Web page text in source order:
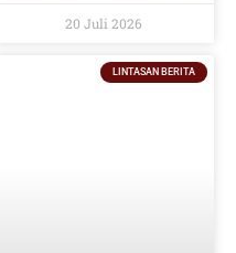
Dan Industri Pendukungnya
20 Juli 2026
LINTASAN BERITA